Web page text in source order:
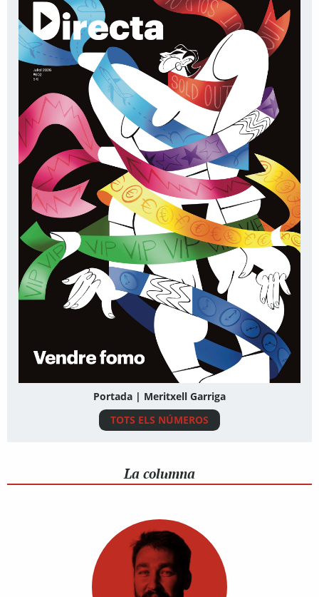
Portada | Meritxell Garriga
TOTS ELS NÚMEROS
La columna